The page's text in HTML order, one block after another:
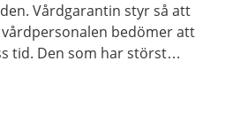
Vårdgarantin styr så att
bedömer att
tid. Den som har störst